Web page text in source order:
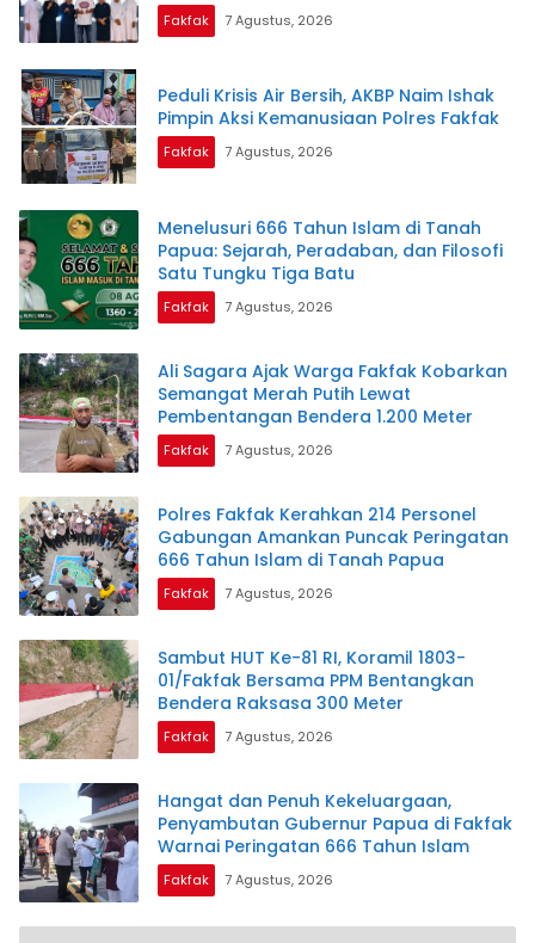
Fakfak 7 Agustus, 2026
Peduli Krisis Air Bersih, AKBP Naim Ishak
Pimpin Aksi Kemanusiaan Polres Fakfak
Fakfak 7 Agustus, 2026
Menelusuri 666 Tahun Islam di Tanah
Papua: Sejarah, Peradaban, dan Filosofi
Satu Tungku Tiga Batu
Fakfak 7 Agustus, 2026
Ali Sagara Ajak Warga Fakfak Kobarkan
Semangat Merah Putih Lewat
Pembentangan Bendera 1.200 Meter
Fakfak 7 Agustus, 2026
Polres Fakfak Kerahkan 214 Personel
Gabungan Amankan Puncak Peringatan
666 Tahun Islam di Tanah Papua
Fakfak 7 Agustus, 2026
Sambut HUT Ke-81 RI, Koramil 1803-
01/Fakfak Bersama PPM Bentangkan
Bendera Raksasa 300 Meter
Fakfak 7 Agustus, 2026
Hangat dan Penuh Kekeluargaan,
Penyambutan Gubernur Papua di Fakfak
Warnai Peringatan 666 Tahun Islam
Fakfak 7 Agustus, 2026